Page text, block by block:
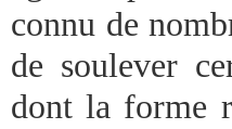
connu de
de soulever
dont la forme